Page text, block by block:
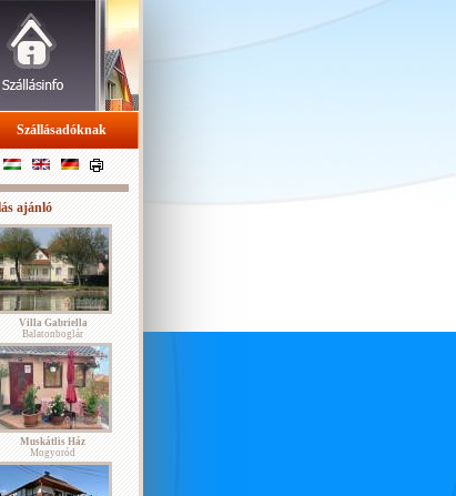
Szállásadóknak
ajánló
Villa Gabriella
Balatonboglár
Muskátlis Ház
Mogyoród